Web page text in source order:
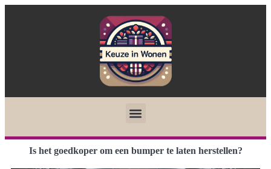
Is het goedkoper om een bumper te laten herstellen?